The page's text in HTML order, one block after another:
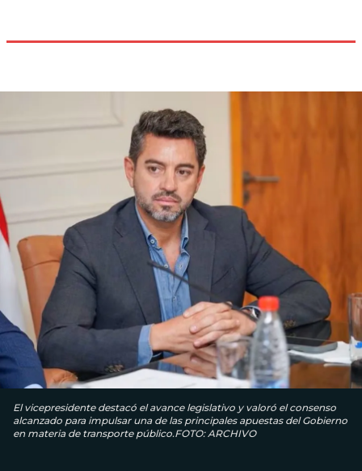
El vicepresidente destacó el avance legislativo y valoró el consenso
alcanzado para impulsar una de las principales apuestas del Gobierno
en materia de transporte público.FOTO: ARCHIVO